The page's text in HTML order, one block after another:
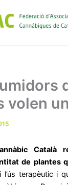
volen
Català
de plantes
terapèutic i